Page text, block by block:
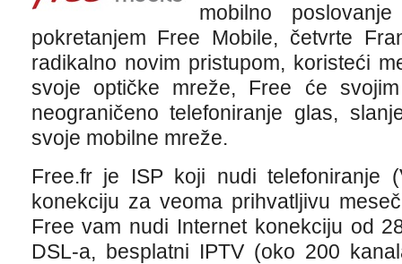
mobilno
pokretanjem Free Mobile, četvrte
radikalno novim pristupom, koristeći
svoje optičke mreže, Free će
neograničeno telefoniranje glas,
svoje mobilne mreže.
Free.fr je ISP koji nudi telefoniranje
konekciju za veoma prihvatljivu
Free vam nudi Internet konekciju od
DSL-a, besplatni IPTV (oko 200